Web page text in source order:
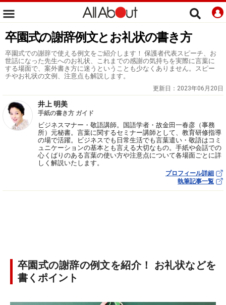
卒園式の謝辞例文とお礼状の書き方
卒園式での謝辞で使える例文をご紹介します！ 保護者代表スピーチ、お
世話になった先生へのお礼状、これまでの感謝の気持ちを実際に言葉に
する場面で、案外書き方に迷うということも少なくありません。スピー
チやお礼状の文例、注意点も解説します。
更新日： 2023年06月20日
井上 明美
手紙の書き方 ガイド
ビジネスマナー・敬語講師。国語学者・故金田一春彦（事務
所）元秘書。言葉に関するセミナー講師として、教育研修指導
の場で活躍。ビジネスでも日常生活でも言葉遣い・敬語はコミ
ュニケーションの基本とも言える大切なもの。手紙や会話での
心くばりのある言葉の使い方や注意点について各場面ごとに詳
しく解説いたします。
プロフィール詳細
執筆記事一覧
卒園式の謝辞の例文を紹介！ お礼状などを
書くポイント